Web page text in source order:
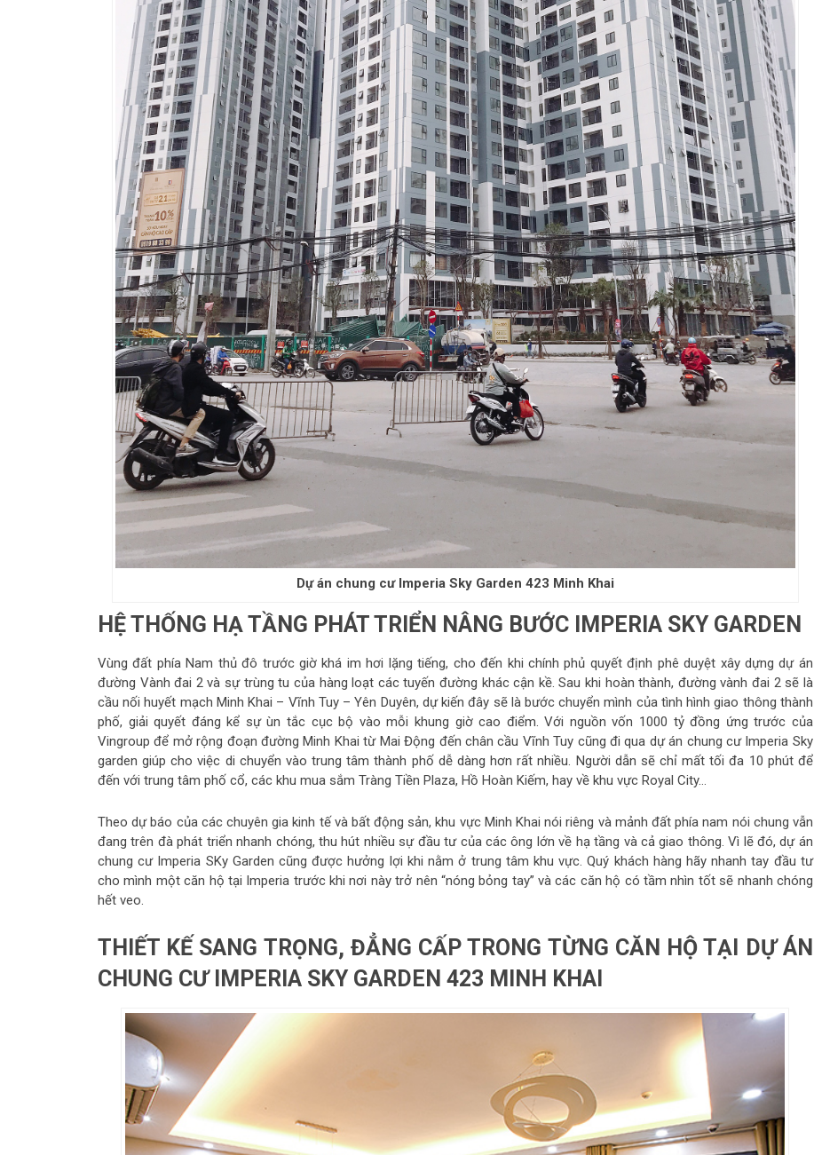
Dự án chung cư Imperia Sky Garden 423 Minh Khai
HỆ THỐNG HẠ TẦNG PHÁT TRIỂN NÂNG BƯỚC IMPERIA SKY GARDEN
Vùng đất phía Nam thủ đô trước giờ khá im hơi lặng tiếng, cho đến khi chính phủ quyết định phê duyệt xây dựng dự án
đường Vành đai 2 và sự trùng tu của hàng loạt các tuyến đường khác cận kề. Sau khi hoàn thành, đường vành đai 2 sẽ là
cầu nối huyết mạch Minh Khai – Vĩnh Tuy – Yên Duyên, dự kiến đây sẽ là bước chuyển mình của tình hình giao thông thành
phố, giải quyết đáng kể sự ùn tắc cục bộ vào mỗi khung giờ cao điểm. Với nguồn vốn 1000 tỷ đồng ứng trước của
Vingroup để mở rộng đoạn đường Minh Khai từ Mai Động đến chân cầu Vĩnh Tuy cũng đi qua dự án chung cư Imperia Sky
garden giúp cho việc di chuyển vào trung tâm thành phố dễ dàng hơn rất nhiều. Người dẫn sẽ chỉ mất tối đa 10 phút để
đến với trung tâm phố cổ, các khu mua sắm Tràng Tiền Plaza, Hồ Hoàn Kiếm, hay về khu vực Royal City…
Theo dự báo của các chuyên gia kinh tế và bất động sản, khu vực Minh Khai nói riêng và mảnh đất phía nam nói chung vẫn
đang trên đà phát triển nhanh chóng, thu hút nhiều sự đầu tư của các ông lớn về hạ tầng và cả giao thông. Vì lẽ đó, dự án
chung cư Imperia SKy Garden cũng được hưởng lợi khi nằm ở trung tâm khu vực. Quý khách hàng hãy nhanh tay đầu tư
cho mình một căn hộ tại Imperia trước khi nơi này trở nên “nóng bỏng tay” và các căn hộ có tầm nhìn tốt sẽ nhanh chóng
hết veo.
THIẾT KẾ SANG TRỌNG, ĐẲNG CẤP TRONG TỪNG CĂN HỘ TẠI DỰ ÁN
CHUNG CƯ IMPERIA SKY GARDEN 423 MINH KHAI